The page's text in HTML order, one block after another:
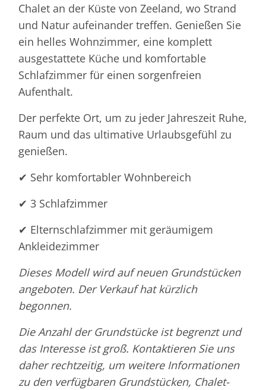
Chalet an der Küste von Zeeland, wo Strand
und Natur aufeinander treffen. Genießen Sie
ein helles Wohnzimmer, eine komplett
ausgestattete Küche und komfortable
Schlafzimmer für einen sorgenfreien
Aufenthalt.
Der perfekte Ort, um zu jeder Jahreszeit Ruhe,
Raum und das ultimative Urlaubsgefühl zu
genießen.
✔ Sehr komfortabler Wohnbereich
✔ 3 Schlafzimmer
✔ Elternschlafzimmer mit geräumigem
Ankleidezimmer
Dieses Modell wird auf neuen Grundstücken
angeboten. Der Verkauf hat kürzlich
begonnen.
Die Anzahl der Grundstücke ist begrenzt und
das Interesse ist groß. Kontaktieren Sie uns
daher rechtzeitig, um weitere Informationen
zu den verfügbaren Grundstücken, Chalet-